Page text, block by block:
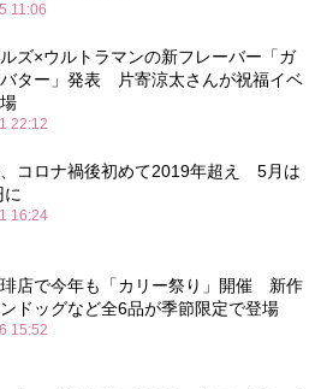
11:06
ズ×ウルトラマンの新フレーバー「ガ
ター」発表 片寄涼太さんが祝福イベ
22:12
コロナ禍後初めて2019年超え 5月は
に
16:24
店で今年も「カリー祭り」開催 新作
ドッグなど全6品が季節限定で登場
15:52